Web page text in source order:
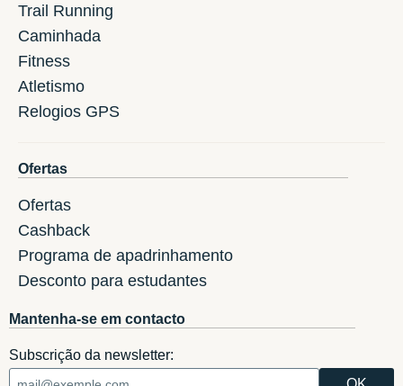
Trail Running
Caminhada
Fitness
Atletismo
Relogios GPS
Ofertas
Ofertas
Cashback
Programa de apadrinhamento
Desconto para estudantes
Mantenha-se em contacto
Subscrição da newsletter: